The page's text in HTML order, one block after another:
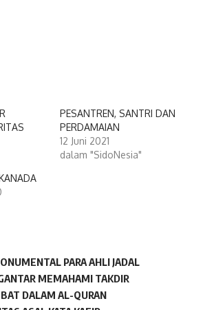
PESANTREN, SANTRI DAN
PERDAMAIAN
12 Juni 2021
dalam "SidoNesia"
PARA AHLI JADAL
MEMAHAMI TAKDIR
DALAM AL-QURAN